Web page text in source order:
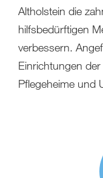
Altholstein die
hilfsbedürftigen
verbessern.
Einrichtungen
Pflegeheime und